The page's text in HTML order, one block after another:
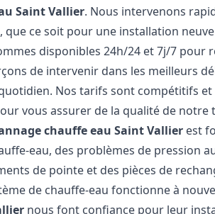
Saint Vallier. Nous intervenons
ce soit pour une installation
disponibles 24h/24 et 7j/7 pour
de intervenir dans les meilleurs
Nos tarifs sont compétitifs et
vous assurer de la qualité de notre
chauffe eau Saint Vallier est
eau, des problèmes de pression
de pointe et des pièces de
de chauffe-eau fonctionne à
nous font confiance pour leur